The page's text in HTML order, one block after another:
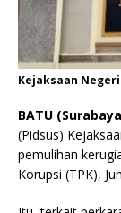
Kejaksaan
BATU
(Pidsus)
pemulihan
Korupsi (TPK),